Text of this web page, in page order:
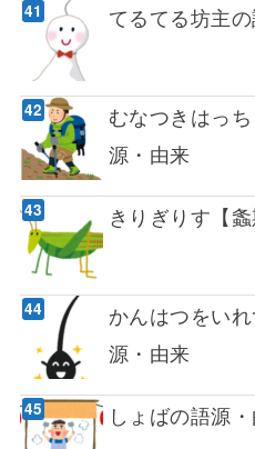
てるてる坊主
むなつきはっ
源・由来
きりぎりす【
かんはつをい
源・由来
しょばの語源